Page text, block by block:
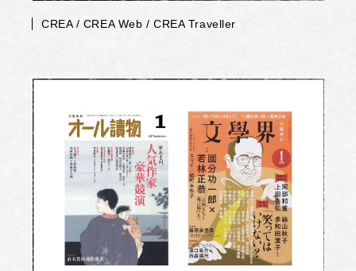
CREA / CREA Web / CREA Traveller